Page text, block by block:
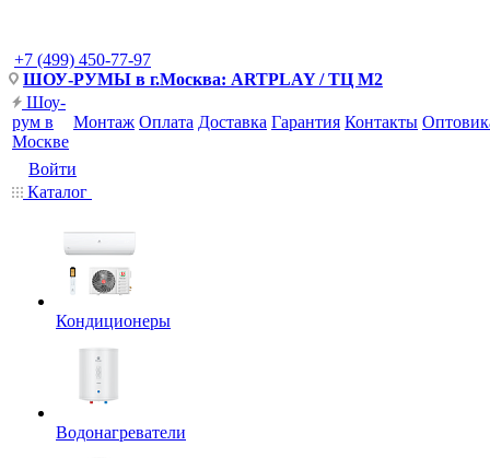
+7 (499) 450-77-97
ШОУ-РУМЫ в г.Москва: ARTPLAY / ТЦ М2
Шоу-
рум в
Москве
Монтаж Оплата Доставка Гарантия Контакты
Войти
Каталог
Кондиционеры
Водонагреватели